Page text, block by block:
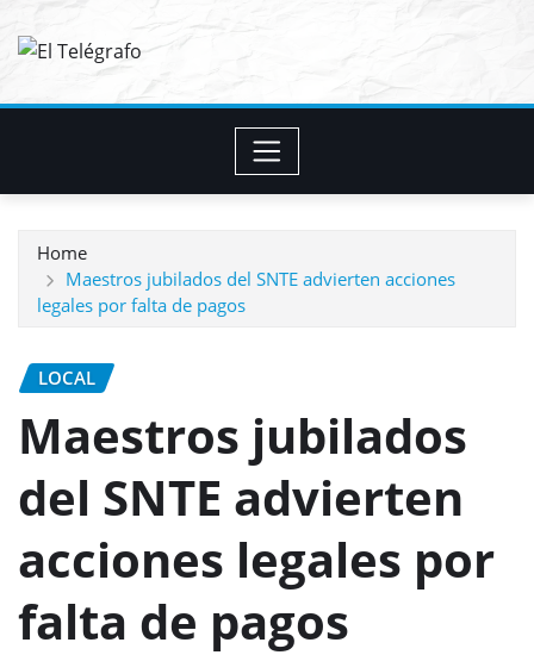
Home
Maestros jubilados del SNTE advierten acciones
legales por falta de pagos
LOCAL
Maestros jubilados
del SNTE advierten
acciones legales por
falta de pagos